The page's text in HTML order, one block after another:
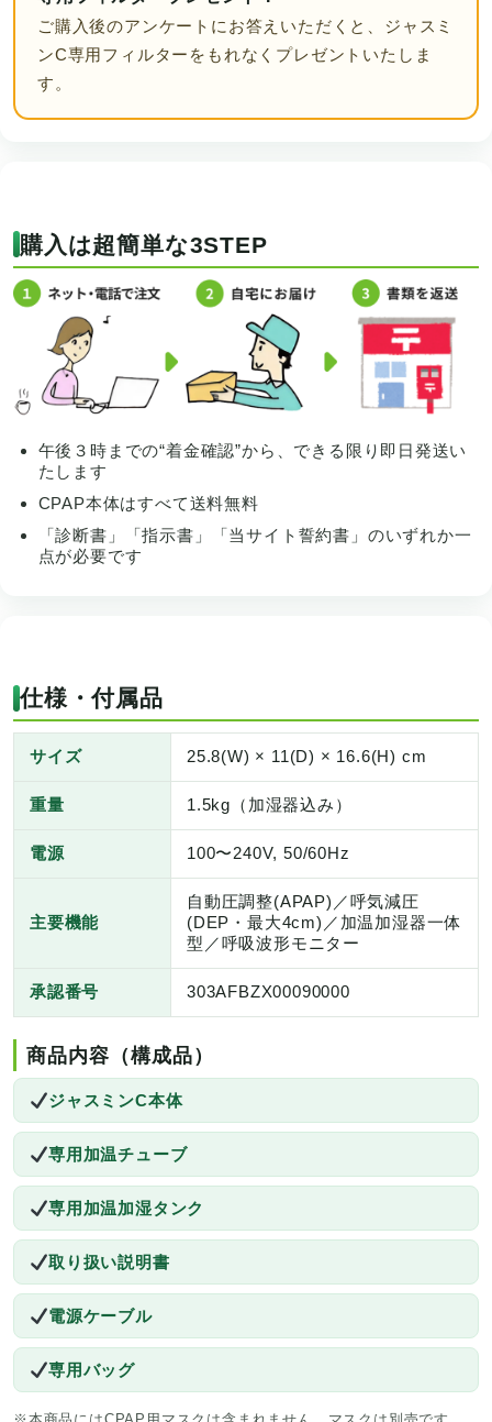
ご購入後のアンケートにお答えいただくと、ジャスミ
ンC専用フィルターをもれなくプレゼントいたしま
す。
購入は超簡単な3STEP
午後３時までの“着金確認”から、できる限り即日発送い
たします
CPAP本体はすべて送料無料
「診断書」「指示書」「当サイト誓約書」のいずれか一
点が必要です
仕様・付属品
サイズ 25.8(W) × 11(D) × 16.6(H) cm
重量 1.5kg（加湿器込み）
電源 100〜240V, 50/60Hz
主要機能
自動圧調整(APAP)／呼気減圧
(DEP・最大4cm)／加温加湿器一体
型／呼吸波形モニター
承認番号 303AFBZX00090000
商品内容（構成品）
ジャスミンC本体
専用加温チューブ
専用加温加湿タンク
取り扱い説明書
電源ケーブル
専用バッグ